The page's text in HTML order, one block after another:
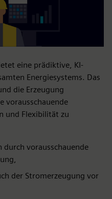
eine prädiktive, KI-
Energiesystems. Das
die Erzeugung
vorausschauende
und Flexibilität zu
vorausschauende
der Stromerzeugung vor